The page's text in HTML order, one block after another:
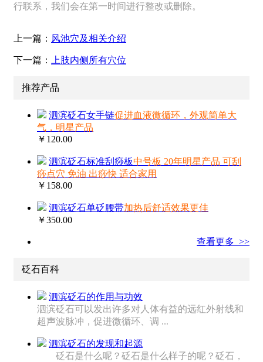
行联系，我们会在第一时间进行整改或删除。
上一篇： 风池穴及相关介绍
下一篇： 上肢内侧所有穴位
推荐产品
泗滨砭石女手链促进血液微循环，外观简单大
气，明星产品
￥120.00
泗滨砭石标准刮痧板中号板 20年明星产品 可刮
痧点穴 免油 出痧快 适合家用
￥158.00
泗滨砭石单砭腰带加热后舒适效果更佳
￥350.00
查看更多 >>
砭石百科
泗滨砭石的作用与功效
泗滨砭石可以发出许多对人体有益的远红外射线和
超声波脉冲，促进微循环、调 ...
泗滨砭石的发现和起源
砭石是什么呢？砭石是什么样子的呢？砭石，